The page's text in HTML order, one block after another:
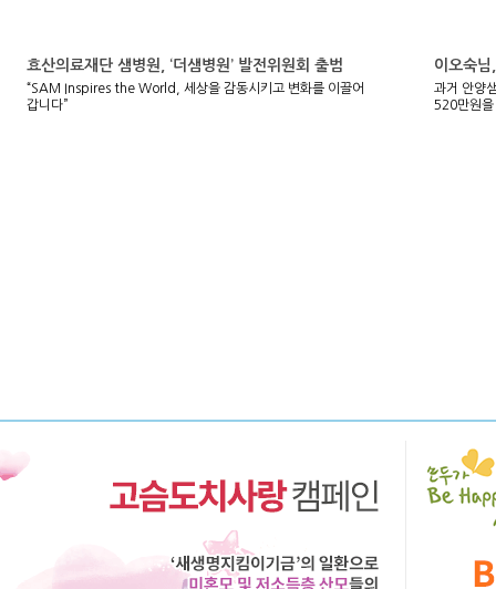
효산의료재단 샘병원, ‘더샘병원’ 발전위원회 출범
“SAM Inspires the World, 세상을 감동시키고 변화를 이끌어
갑니다”
이오숙
과거 안양
520만원을